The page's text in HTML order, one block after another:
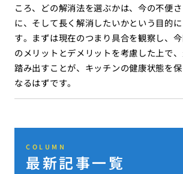
ころ、どの解消法を選ぶかは、今の不便
に、そして長く解消したいかという目的
す。まずは現在のつまり具合を観察し、
のメリットとデメリットを考慮した上で
踏み出すことが、キッチンの健康状態を
なるはずです。
COLUMN
最新記事一覧